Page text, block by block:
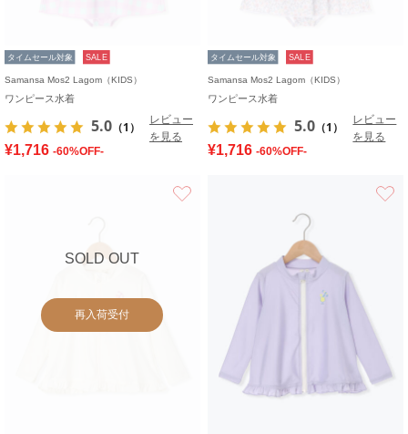
タイムセール対象 SALE
Samansa Mos2 Lagom（KIDS）
ワンピース水着
5.0 （1）
レビュー
を見る
¥1,716 -60%OFF-
タイムセール対象 SALE
Samansa Mos2 Lagom（KIDS）
ワンピース水着
5.0 （1）
レビュー
を見る
¥1,716 -60%OFF-
SOLD OUT
再入荷受付